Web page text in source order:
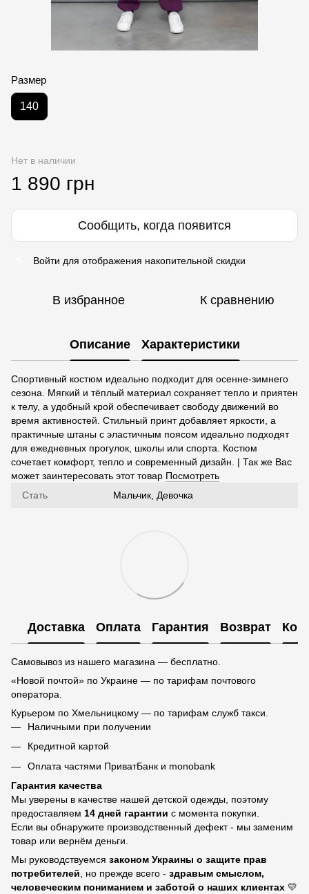
Размер
140
Нет в наличии
1 890 грн
Сообщить, когда появится
Войти для отображения накопительной скидки
В избранное К сравнению
Описание Характеристики
Спортивный костюм идеально подходит для осенне-зимнего
сезона. Мягкий и тёплый материал сохраняет тепло и приятен
к телу, а удобный крой обеспечивает свободу движений во
время активностей. Стильный принт добавляет яркости, а
практичные штаны с эластичным поясом идеально подходят
для ежедневных прогулок, школы или спорта. Костюм
сочетает комфорт, тепло и современный дизайн. | Так же Вас
может заинтересовать этот товар Посмотреть
Стать
Мальчик, Девочка
Доставка Оплата Гарантия Возврат
Самовывоз из нашего магазина — бесплатно.
«Новой почтой» по Украине — по тарифам почтового
оператора.
Курьером по Хмельницкому — по тарифам служб такси.
Наличными при получении
Кредитной картой
Оплата частями ПриватБанк и monobank
Гарантия качества
Мы уверены в качестве нашей детской одежды, поэтому
предоставляем 14 дней гарантии с момента покупки.
Если вы обнаружите производственный дефект - мы заменим
товар или вернём деньги.
Мы руководствуемся законом Украины о защите прав
потребителей , но прежде всего - здравым смыслом,
человеческим пониманием и заботой о наших клиентах 💛